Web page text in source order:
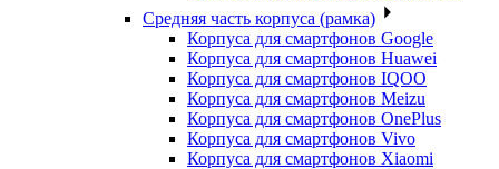
Средняя часть корпуса (рамка)
Корпуса для смартфонов Google
Корпуса для смартфонов Huawei
Корпуса для смартфонов IQOO
Корпуса для смартфонов Meizu
Корпуса для смартфонов OnePlus
Корпуса для смартфонов Vivo
Корпуса для смартфонов Xiaomi